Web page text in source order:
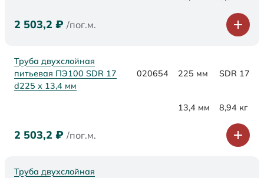
2 503,2 ₽ /пог.м.
Труба двухслойная
питьевая ПЭ100 SDR 17
d225 х 13,4 мм
020654 225 мм SDR 17
13,4 мм 8,94 кг
2 503,2 ₽ /пог.м.
Труба двухслойная